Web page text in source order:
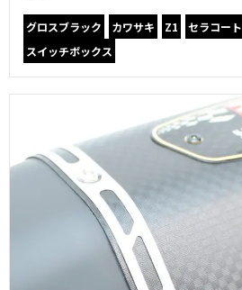
グロスブラック カワサキ Z1 セラコート
スイッチボックス